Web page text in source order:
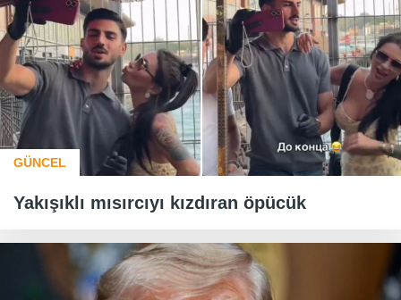
GÜNCEL
Yakışıklı mısırcıyı kızdıran öpücük